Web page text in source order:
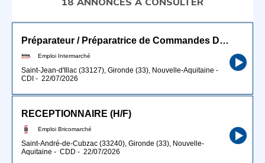
Préparateur / Préparatrice de Commandes Drive H/F
Emploi Intermarché
Saint-Jean-d'Illac (33127), Gironde (33), Nouvelle-Aquitaine -
CDI - 22/07/2026
RECEPTIONNAIRE (H/F)
Emploi Bricomarché
Saint-André-de-Cubzac (33240), Gironde (33), Nouvelle-
Aquitaine - CDD - 22/07/2026